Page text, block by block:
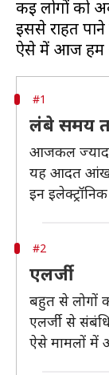
कई लोगों को
इससे राहत
#1
लंबे समय
आजकल
यह आदत आंखों
इन
#2
एलर्जी
बहुत से लोगों
एलर्जी से
ऐसे मामलों में